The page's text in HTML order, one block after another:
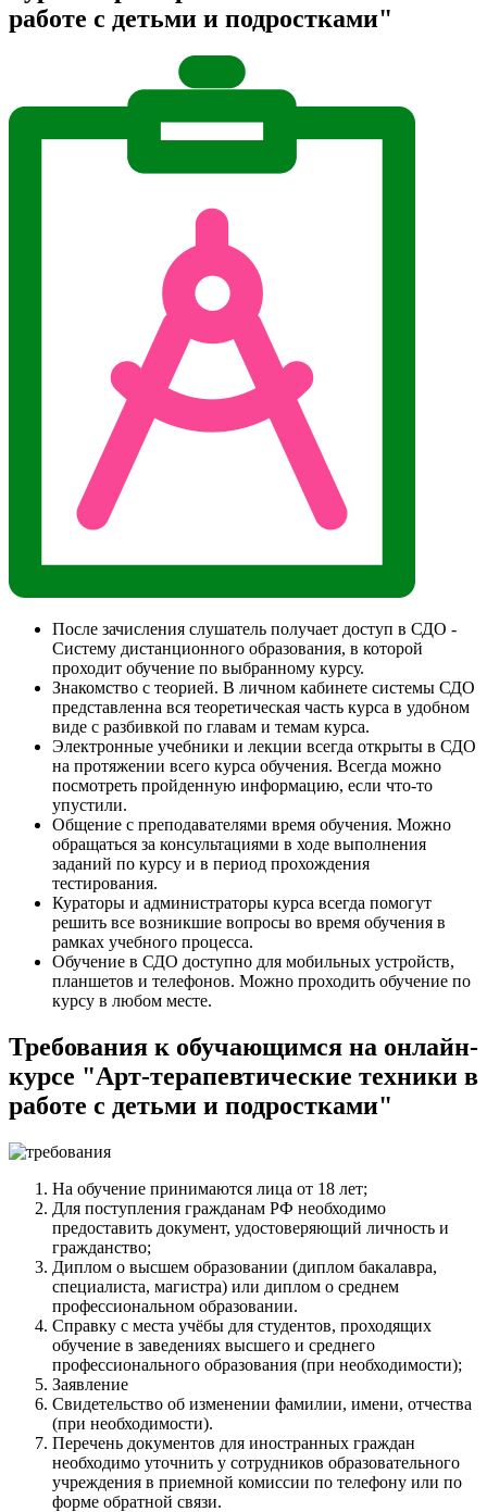
работе с детьми и подростками"
После зачисления слушатель получает доступ в СДО -
Систему дистанционного образования, в которой
проходит обучение по выбранному курсу.
Знакомство с теорией. В личном кабинете системы СДО
представленна вся теоретическая часть курса в удобном
виде с разбивкой по главам и темам курса.
Электронные учебники и лекции всегда открыты в СДО
на протяжении всего курса обучения. Всегда можно
посмотреть пройденную информацию, если что-то
упустили.
Общение с преподавателями время обучения. Можно
обращаться за консультациями в ходе выполнения
заданий по курсу и в период прохождения
тестирования.
Кураторы и администраторы курса всегда помогут
решить все возникшие вопросы во время обучения в
рамках учебного процесса.
Обучение в СДО доступно для мобильных устройств,
планшетов и телефонов. Можно проходить обучение по
курсу в любом месте.
Требования к обучающимся на онлайн-
курсе "Арт-терапевтические техники в
работе с детьми и подростками"
На обучение принимаются лица от 18 лет;
Для поступления гражданам РФ необходимо
предоставить документ, удостоверяющий личность и
гражданство;
Диплом о высшем образовании (диплом бакалавра,
специалиста, магистра) или диплом о среднем
профессиональном образовании.
Справку с места учёбы для студентов, проходящих
обучение в заведениях высшего и среднего
профессионального образования (при необходимости);
Заявление
Свидетельство об изменении фамилии, имени, отчества
(при необходимости).
Перечень документов для иностранных граждан
необходимо уточнить у сотрудников образовательного
учреждения в приемной комиссии по телефону или по
форме обратной связи.